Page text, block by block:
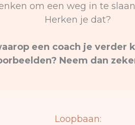
om een weg in te
Herken je dat?
een coach je verder
Neem dan
Loopbaan: